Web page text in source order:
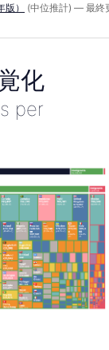
） (中位推計) — 最
化
per